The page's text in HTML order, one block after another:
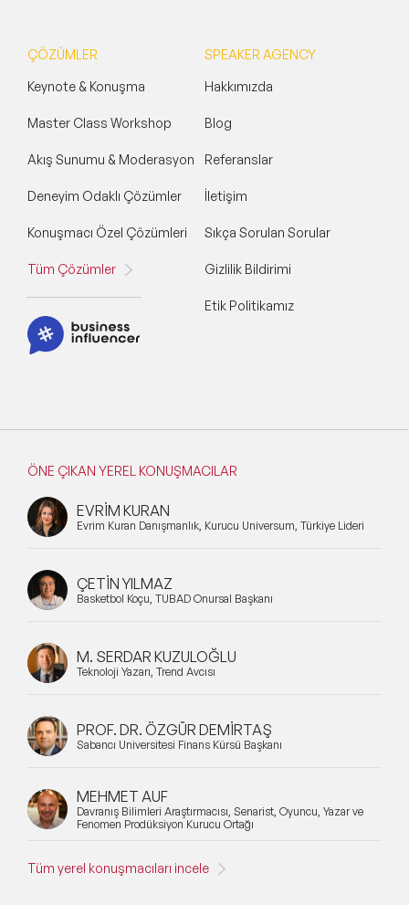
ÇÖZÜMLER
Keynote & Konuşma
Master Class Workshop
Akış Sunumu & Moderasyon
Deneyim Odaklı Çözümler
Konuşmacı Özel Çözümleri
Tüm Çözümler
SPEAKER AGENCY
Hakkımızda
Blog
Referanslar
İletişim
Sıkça Sorulan Sorular
Gizlilik Bildirimi
Etik Politikamız
ÖNE ÇIKAN YEREL KONUŞMACILAR
EVRİM KURAN
Evrim Kuran Danışmanlık, Kurucu Universum, Türkiye Lideri
ÇETİN YILMAZ
Basketbol Koçu, TÜBAD Onursal Başkanı
M. SERDAR KUZULOĞLU
Teknoloji Yazarı, Trend Avcısı
PROF. DR. ÖZGÜR DEMİRTAŞ
Sabancı Üniversitesi Finans Kürsü Başkanı
MEHMET AUF
Davranış Bilimleri Araştırmacısı, Senarist, Oyuncu, Yazar ve
Fenomen Prodüksiyon Kurucu Ortağı
Tüm yerel konuşmacıları incele